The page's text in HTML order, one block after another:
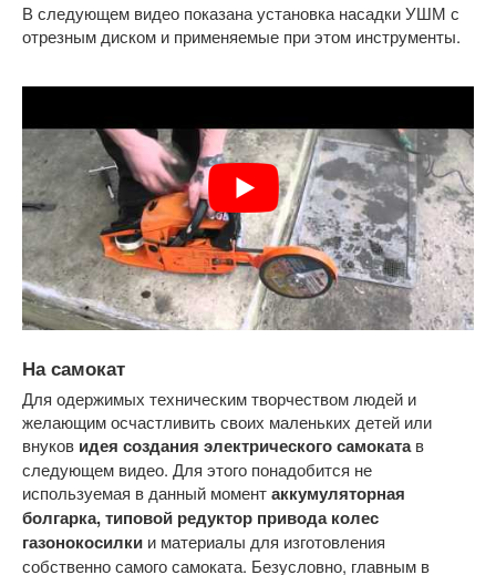
В следующем видео показана установка насадки УШМ с
отрезным диском и применяемые при этом инструменты.
На самокат
Для одержимых техническим творчеством людей и
желающим осчастливить своих маленьких детей или
внуков идея создания электрического самокатав
следующем видео. Для этого понадобится не
используемая в данный моментаккумуляторная
болгарка, типовой редуктор привода колес
газонокосилки и материалы для изготовления
собственно самого самоката. Безусловно, главным в